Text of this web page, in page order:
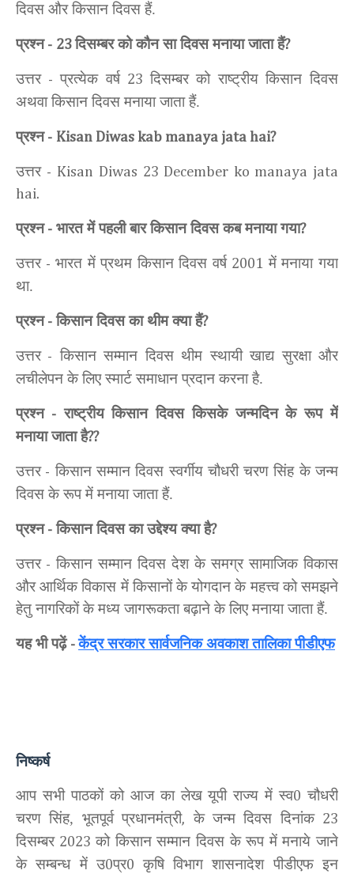
दिवस और किसान दिवस हैं.
प्रश्न - 23दिसम्बर को कौन सा दिवस मनाया जाता हैं?
उत्तर - प्रत्येक वर्ष 23 दिसम्बर को राष्ट्रीय किसान दिवस
अथवा किसान दिवस मनाया जाता हैं.
प्रश्न - Kisan Diwas kab manaya jata hai?
उत्तर - Kisan Diwas 23 December ko manaya jata
hai.
प्रश्न - भारत में पहली बार किसान दिवस कब मनाया गया?
उत्तर - भारत में प्रथम किसान दिवस वर्ष 2001 में मनाया गया
था.
प्रश्न - किसान दिवस का थीम क्या हैं?
उत्तर - किसान सम्मान दिवस थीम स्थायी खाद्य सुरक्षा और
लचीलेपन के लिए स्मार्ट समाधान प्रदान करना है.
प्रश्न -राष्ट्रीय किसान दिवस किसके जन्मदिन के रूप में
मनाया जाता है??
उत्तर - किसान सम्मान दिवस स्वर्गीय चौधरी चरण सिंह के जन्म
दिवस के रूप में मनाया जाता हैं.
प्रश्न - किसान दिवस का उद्देश्य क्या है?
उत्तर - किसान सम्मान दिवस देश के समग्र सामाजिक विकास
और आर्थिक विकास में किसानों के योगदान के महत्त्व को समझने
हेतु नागरिकों के मध्य जागरूकता बढ़ाने के लिए मनाया जाता हैं.
यह भी पढ़ें -केंद्र सरकार सार्वजनिक अवकाश तालिका पीडीएफ
निष्कर्ष
आप सभी पाठकों को आज का लेख यूपी राज्य में स्व0 चौधरी
चरण सिंह, भूतपूर्व प्रधानमंत्री, के जन्म दिवस दिनांक 23
दिसम्बर2023 को किसान सम्मान दिवस के रूप में मनाये जाने
के सम्बन्ध में उ0प्र0 कृषि विभाग शासनादेश पीडीएफ इन